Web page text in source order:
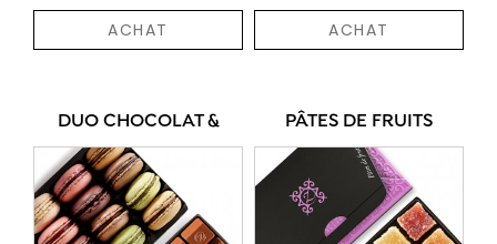
ACHAT ACHAT
DUO CHOCOLAT & PÂTES DE FRUITS